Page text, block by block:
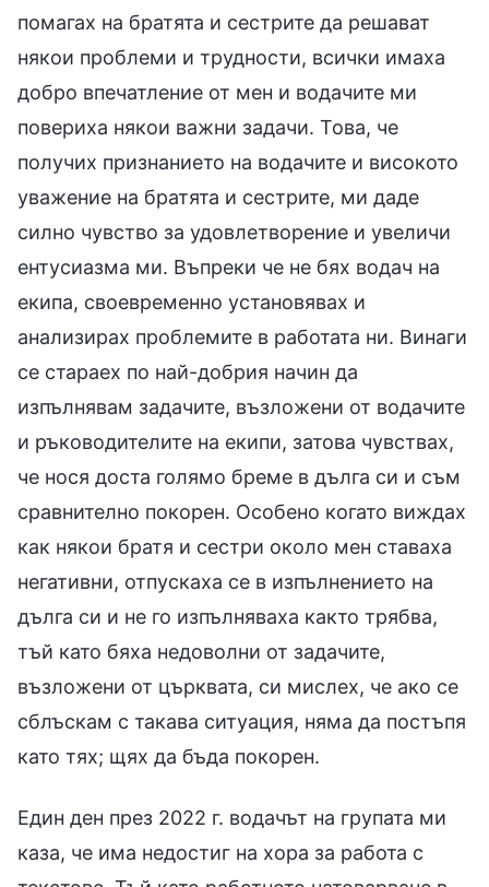
помагах на братята и сестрите да решават
някои проблеми и трудности, всички имаха
добро впечатление от мен и водачите ми
повериха някои важни задачи. Това, че
получих признанието на водачите и високото
уважение на братята и сестрите, ми даде
силно чувство за удовлетворение и увеличи
ентусиазма ми. Въпреки че не бях водач на
екипа, своевременно установявах и
анализирах проблемите в работата ни. Винаги
се стараех по най-добрия начин да
изпълнявам задачите, възложени от водачите
и ръководителите на екипи, затова чувствах,
че нося доста голямо бреме в дълга си и съм
сравнително покорен. Особено когато виждах
как някои братя и сестри около мен ставаха
негативни, отпускаха се в изпълнението на
дълга си и не го изпълняваха както трябва,
тъй като бяха недоволни от задачите,
възложени от църквата, си мислех, че ако се
сблъскам с такава ситуация, няма да постъпя
като тях; щях да бъда покорен.
Един ден през 2022 г. водачът на групата ми
каза, че има недостиг на хора за работа с